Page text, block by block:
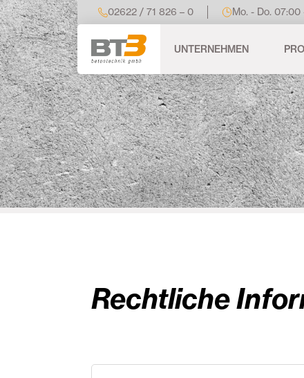
02622 / 71 826 – 0 Mo. - Do.
UNTERNEHMEN
Rechtliche